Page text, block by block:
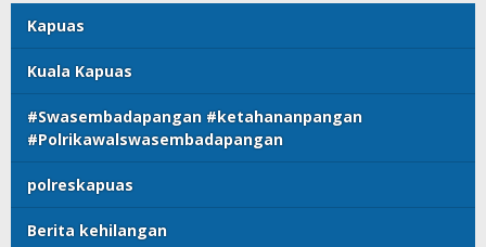
Kapuas
Kuala Kapuas
#Swasembadapangan #ketahananpangan
#Polrikawalswasembadapangan
polreskapuas
Berita kehilangan